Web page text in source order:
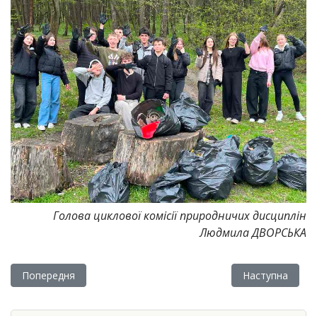
Голова циклової комісії природничих дисциплін
Людмила ДВОРСЬКА
Попередня стаття: Засідання студентського наукового
Попередня Наступна
Наступна